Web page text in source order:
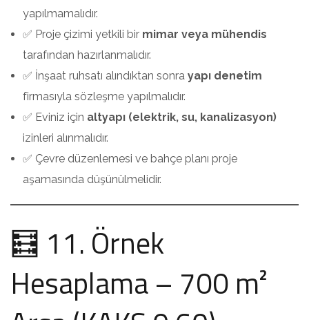
yapılmamalıdır.
✅ Proje çizimi yetkili bir mimar veya mühendis
tarafından hazırlanmalıdır.
✅ İnşaat ruhsatı alındıktan sonra yapı denetim
firmasıyla sözleşme yapılmalıdır.
✅ Eviniz için altyapı (elektrik, su, kanalizasyon)
izinleri alınmalıdır.
✅ Çevre düzenlemesi ve bahçe planı proje
aşamasında düşünülmelidir.
🧮 11. Örnek
Hesaplama – 700 m²